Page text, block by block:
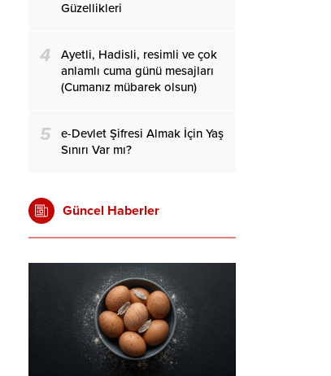
Güzellikleri
4
Ayetli, Hadisli, resimli ve çok
anlamlı cuma günü mesajları
(Cumanız mübarek olsun)
5
e-Devlet Şifresi Almak İçin Yaş
Sınırı Var mı?
Güncel Haberler